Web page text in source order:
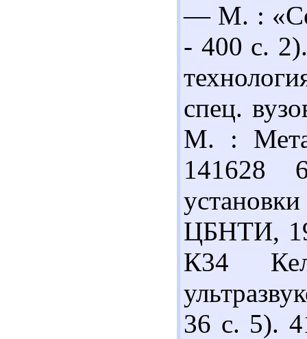
— М. :
- 400 с.
спец.
М. :
141628
ЦБНТИ,
К34
36 с. 5).